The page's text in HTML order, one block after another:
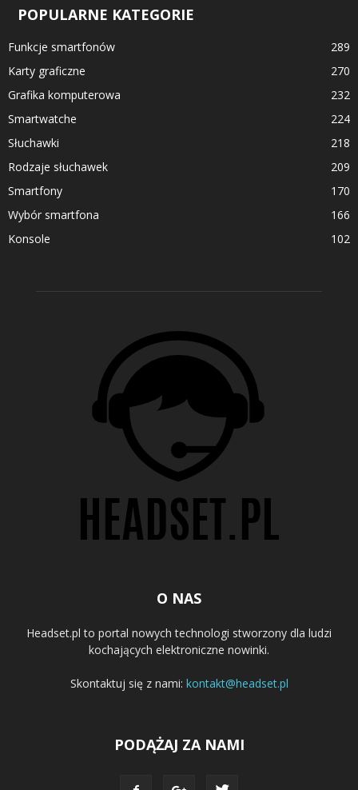
POPULARNE KATEGORIE
Funkcje smartfonów
289
Karty graficzne
270
Grafika komputerowa
232
Smartwatche
224
Słuchawki
218
Rodzaje słuchawek
209
Smartfony
170
Wybór smartfona
166
Konsole
102
O NAS
Headset.pl to portal nowych technologi stworzony dla ludzi
kochających elektroniczne nowinki.
Skontaktuj się z nami: kontakt@headset.pl
PODĄŻAJ ZA NAMI